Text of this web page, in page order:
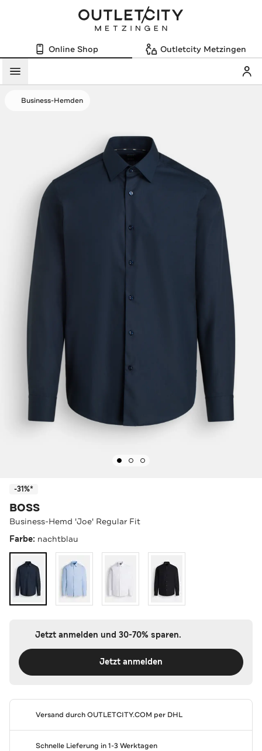
Online Shop Outletcity Metzingen
Menü
Business-Hemden
-31%*
BOSS
Business-Hemd 'Joe' Regular Fit
Farbe: nachtblau
Jetzt anmelden und 30-70% sparen.
Jetzt anmelden
Versand durchOUTLETCITY.COM per DHL
Schnelle Lieferung in 1-3 Werktagen